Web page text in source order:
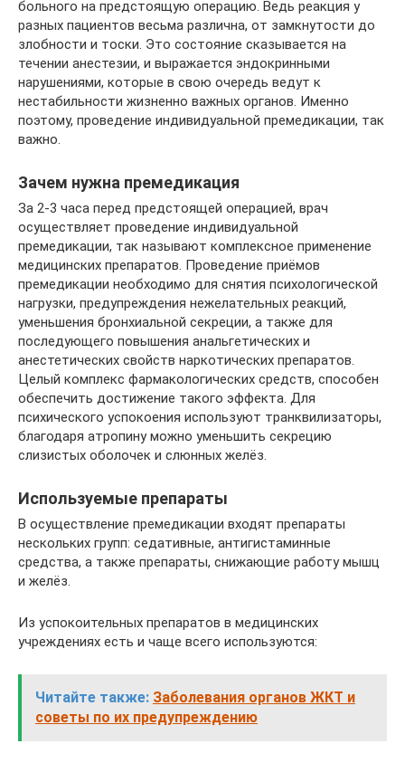
больного на предстоящую операцию. Ведь реакция у
разных пациентов весьма различна, от замкнутости до
злобности и тоски. Это состояние сказывается на
течении анестезии, и выражается эндокринными
нарушениями, которые в свою очередь ведут к
нестабильности жизненно важных органов. Именно
поэтому, проведение индивидуальной премедикации, так
важно.
Зачем нужна премедикация
За 2-3 часа перед предстоящей операцией, врач
осуществляет проведение индивидуальной
премедикации, так называют комплексное применение
медицинских препаратов. Проведение приёмов
премедикации необходимо для снятия психологической
нагрузки, предупреждения нежелательных реакций,
уменьшения бронхиальной секреции, а также для
последующего повышения анальгетических и
анестетических свойств наркотических препаратов.
Целый комплекс фармакологических средств, способен
обеспечить достижение такого эффекта. Для
психического успокоения используют транквилизаторы,
благодаря атропину можно уменьшить секрецию
слизистых оболочек и слюнных желёз.
Используемые препараты
В осуществление премедикации входят препараты
нескольких групп: седативные, антигистаминные
средства, а также препараты, снижающие работу мышц
и желёз.
Из успокоительных препаратов в медицинских
учреждениях есть и чаще всего используются:
Читайте также: Заболевания органов ЖКТ и
советы по их предупреждению